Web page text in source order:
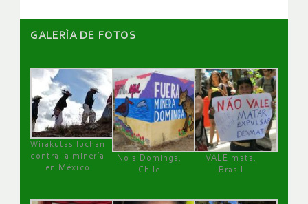
GALERÌA DE FOTOS
Wirakutas luchan
contra la minería
en México
No a Dominga,
Chile
VALE mata,
Brasil